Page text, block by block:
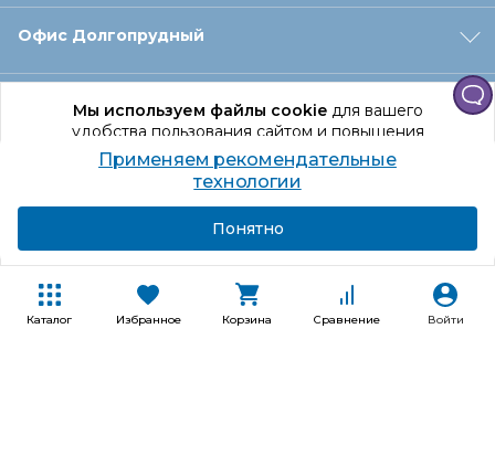
Каталог Избранное Корзина Сравнение Войти
Мы используем файлы cookieдля вашего
удобства пользования сайтом и повышения
качества рекомендаций.
Продолжая использование сайта, вы даете
согласие на обработку персональных данных
Офис Долгопрудный
Офис Санкт‑Петербург
Оформление заказа
Покупателям
Применяем рекомендательные
технологии
Понятно